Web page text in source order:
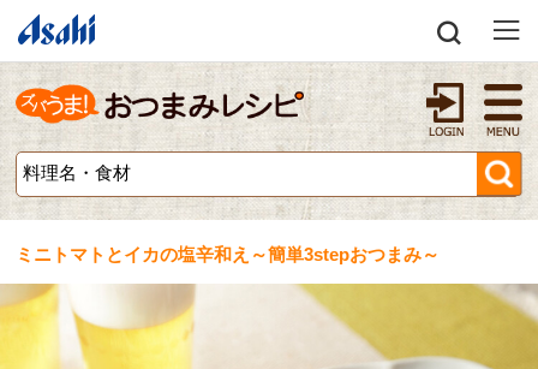
ミニトマトとイカの塩辛和え～簡単3stepおつまみ～